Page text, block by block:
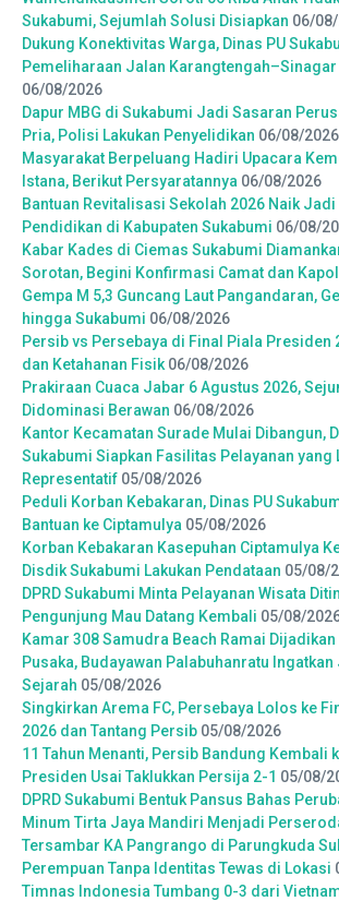
Sukabumi, Sejumlah Solusi Disiapkan 06/
Dukung Konektivitas Warga, Dinas PU
Pemeliharaan Jalan
06/08/2026
Dapur MBG di Sukabumi Jadi Sasaran
Pria, Polisi Lakukan Penyelidikan 06/08/2026
Masyarakat Berpeluang Hadiri Upacara
Istana, Berikut Persyaratannya 06/08/2026
Bantuan Revitalisasi Sekolah 2026 Naik Jadi
Pendidikan di Kabupaten Sukabumi 06/08/
Kabar Kades di Ciemas Sukabumi
Sorotan, Begini Konfirmasi Camat dan
Gempa M 5,3 Guncang Laut Pangandaran,
hingga Sukabumi 06/08/2026
Persib vs Persebaya di Final Piala Presiden
dan Ketahanan Fisik 06/08/2026
Prakiraan Cuaca Jabar 6 Agustus 2026,
Didominasi Berawan 06/08/2026
Kantor Kecamatan Surade Mulai Dibangun,
Sukabumi Siapkan Fasilitas Pelayanan yang
Representatif 05/08/2026
Peduli Korban Kebakaran, Dinas PU
Bantuan ke Ciptamulya 05/08/2026
Korban Kebakaran Kasepuhan Ciptamulya
Disdik Sukabumi Lakukan Pendataan 05/08/
DPRD Sukabumi Minta Pelayanan Wisata
Pengunjung Mau Datang Kembali 05/08/
Kamar 308 Samudra Beach Ramai Dijadikan
Pusaka, Budayawan Palabuhanratu
Sejarah 05/08/2026
Singkirkan Arema FC, Persebaya Lolos ke
2026 dan Tantang Persib 05/08/2026
11 Tahun Menanti, Persib Bandung Kembali
Presiden Usai Taklukkan Persija 2-1 05/08/
DPRD Sukabumi Bentuk Pansus Bahas
Minum Tirta Jaya Mandiri Menjadi
Tersambar KA Pangrango di Parungkuda
Perempuan Tanpa Identitas Tewas di Lokasi
Timnas Indonesia Tumbang 0-3 dari